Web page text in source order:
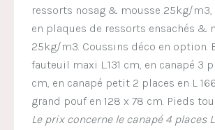
ressorts nosag & mousse 25kg/
en plaques de ressorts ensachés &
25kg/m3. Coussins déco en option.
fauteuil maxi L.131 cm, en canapé 3
cm, en canapé petit 2 places en L
grand pouf en 128 x 78 cm. Pieds
Le prix concerne le canapé 4 places